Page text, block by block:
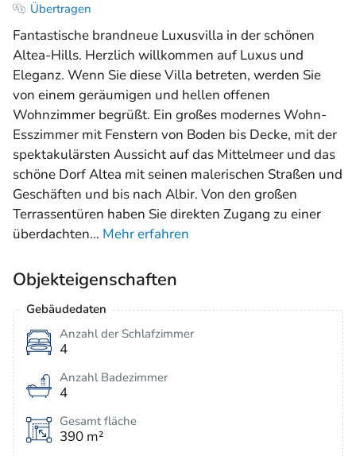
Übertragen
Fantastische brandneue Luxusvilla in der schönen
Altea-Hills. Herzlich willkommen auf Luxus und
Eleganz. Wenn Sie diese Villa betreten, werden Sie
von einem geräumigen und hellen offenen
Wohnzimmer begrüßt. Ein großes modernes Wohn-
Esszimmer mit Fenstern von Boden bis Decke, mit der
spektakulärsten Aussicht auf das Mittelmeer und das
schöne Dorf Altea mit seinen malerischen Straßen und
Geschäften und bis nach Albir. Von den großen
Terrassentüren haben Sie direkten Zugang zu einer
überdachten… Mehr erfahren
Objekteigenschaften
Gebäudedaten
Anzahl der Schlafzimmer
4
Anzahl Badezimmer
4
Gesamt fläche
390 m²